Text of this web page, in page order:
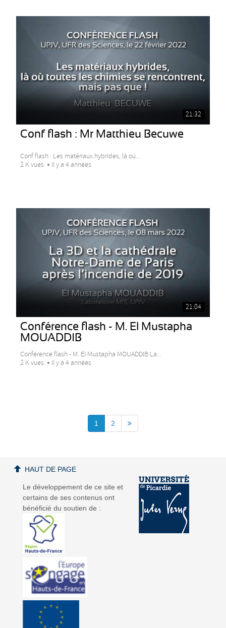
21:32
Conf flash : Mr Matthieu Becuwe
Conf flash : Les matériaux hybrides, là où...
2 K vues
Il y a 4 années
21:04
Conférence flash - M. El Mustapha
MOUADDIB
Conférence flash - M. El Mustapha MOUADDIB La...
2 K vues
Il y a 4 années
1 2
Le développement de ce site et
certains de ses contenus ont
bénéficié du soutien de :
HAUT DE PAGE